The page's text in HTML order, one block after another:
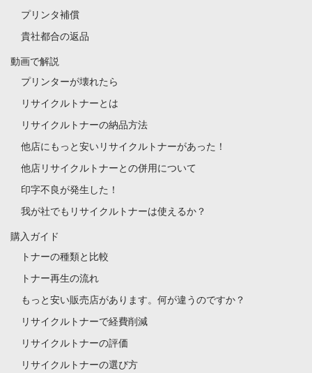
プリンタ補償
貴社都合の返品
動画で解説
プリンターが壊れたら
リサイクルトナーとは
リサイクルトナーの納品方法
他店にもっと安いリサイクルトナーがあった！
他店リサイクルトナーとの併用について
印字不良が発生した！
我が社でもリサイクルトナーは使えるか？
購入ガイド
トナーの種類と比較
トナー再生の流れ
もっと安い販売店があります。何が違うのですか？
リサイクルトナーで経費削減
リサイクルトナーの評価
リサイクルトナーの選び方